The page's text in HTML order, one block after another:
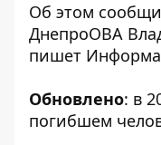
Об этом
ДнепроОВА
пишет
Обновлено: в
погибшем